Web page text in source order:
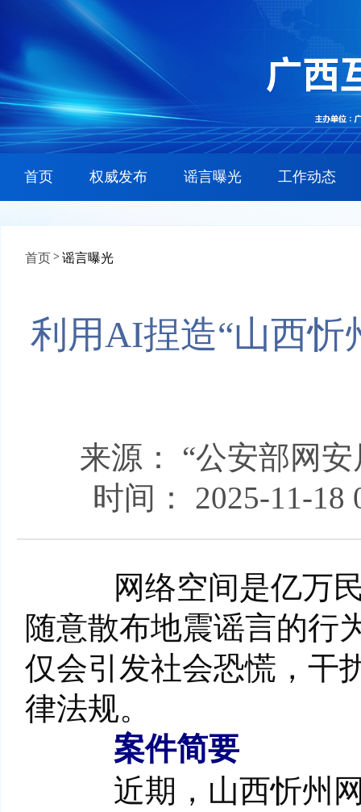
首页 权威发布 谣言曝光 工作动态
首页 > 谣言曝光
利用AI捏造“山西忻
来源： “公安部网
时间： 2025-11-18
网络空间是亿万民
随意散布地震谣言的行
仅会引发社会恐慌，干
律法规。
案件简要
近期，山西忻州网